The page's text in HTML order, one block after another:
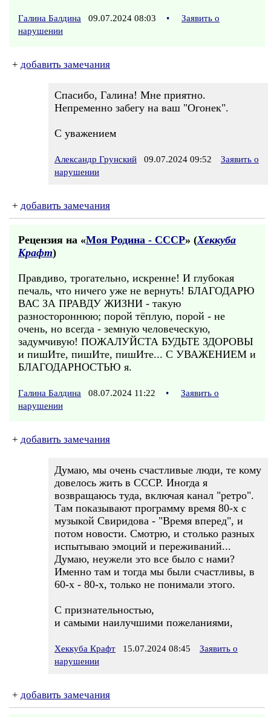
Галина Балдина 09.07.2024 08:03 •
Заявить о
нарушении
+ добавить замечания
Спасибо, Галина! Мне приятно.
Непременно забегу на ваш "Огонек".
С уважением
Александр Грунский 09.07.2024 09:52
Заявить о
нарушении
+ добавить замечания
Рецензия на «Моя Родина - СССР» (Хеккуба
Крафт)
Правдиво, трогательно, искренне! И глубокая
печаль, что ничего уже не вернуть! БЛАГОДАРЮ
ВАС ЗА ПРАВДУ ЖИЗНИ - такую
разностороннюю; порой тёплую, порой - не
очень, но всегда - земную человеческую,
задумчивую! ПОЖАЛУЙСТА БУДЬТЕ ЗДОРОВЫ
и пишИте, пишИте, пишИте... С УВАЖЕНИЕМ и
БЛАГОДАРНОСТЬЮ я.
Галина Балдина 08.07.2024 11:22 •
Заявить о
нарушении
+ добавить замечания
Думаю, мы очень счастливые люди, те кому
довелось жить в СССР. Иногда я
возвращаюсь туда, включая канал "ретро".
Там показывают программу время 80-х с
музыкой Свиридова - "Время вперед", и
потом новости. Смотрю, и столько разных
испытываю эмоций и переживаний...
Думаю, неужели это все было с нами?
Именно там и тогда мы были счастливы, в
60-х - 80-х, только не понимали этого.
С признательностью,
и самыми наилучшими пожеланиями,
Хеккуба Крафт 15.07.2024 08:45
Заявить о
нарушении
+ добавить замечания